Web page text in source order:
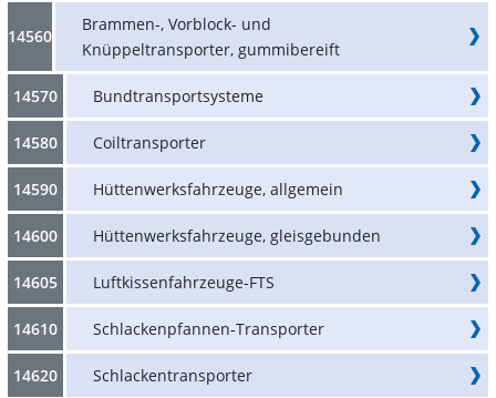
14560
Brammen-, Vorblock- und
Knüppeltransporter, gummibereift
14570 Bundtransportsysteme
14580 Coiltransporter
14590 Hüttenwerksfahrzeuge, allgemein
14600 Hüttenwerksfahrzeuge, gleisgebunden
14605 Luftkissenfahrzeuge-FTS
14610 Schlackenpfannen-Transporter
14620 Schlackentransporter